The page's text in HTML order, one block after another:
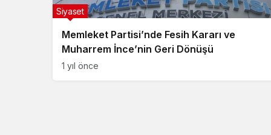
Memleket Partisi’nde Fesih Kararı ve
Muharrem İnce’nin Geri Dönüşü
Siyaset
1 yıl önce